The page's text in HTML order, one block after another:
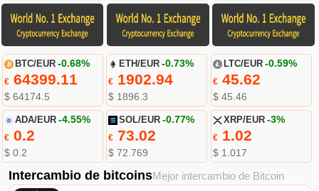
BTC/EUR -0.68%
€64399.11
$ 64174.5
ETH/EUR -0.73%
€ 1902.94
$ 1896.3
LTC/EUR -0.59%
€45.62
$ 45.46
ADA/EUR -4.55%
€0.2
$ 0.2
SOL/EUR -0.77%
€ 73.02
$ 72.769
XRP/EUR -3%
€1.02
$ 1.017
Intercambio de bitcoinsMejor intercambio de Bitcoin